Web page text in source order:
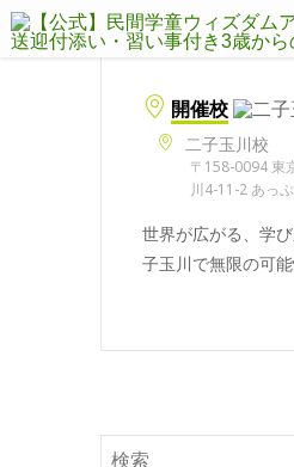
開催校
二子玉川校
〒158-0094 東
川4-11-2 あっ
世界が広がる、学
子玉川で無限の可